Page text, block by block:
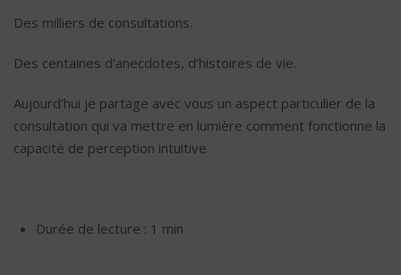
Des milliers de consultations.
Des centaines d’anecdotes, d’histoires de vie.
Aujourd’hui je partage avec vous un aspect particulier de la
consultation qui va mettre en lumière comment fonctionne la
capacité de perception intuitive.
Durée de lecture : 1 min